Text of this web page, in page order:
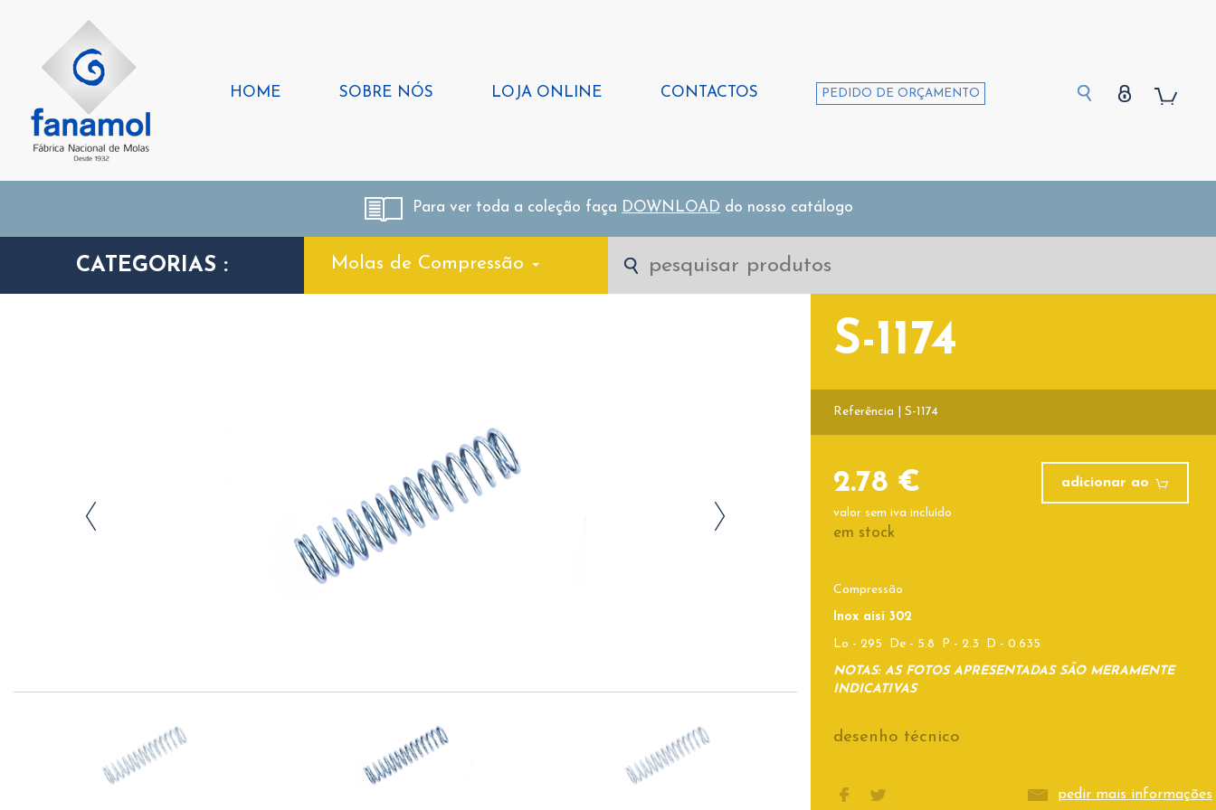
HOME SOBRE NÓS LOJA ONLINE CONTACTOS PEDIDO DE ORÇAMENTO
Para ver toda a coleção faça DOWNLOAD do nosso catálogo
CATEGORIAS : Molas de Compressão
S-1174
Referência | S-1174
2.78 €
valor sem iva incluído
em stock
adicionar ao
Compressão
Inox aisi 302
Lo - 295 De - 5.8 P - 2.3 D - 0.635
NOTAS: AS FOTOS APRESENTADAS SÃO MERAMENTE
INDICATIVAS
desenho técnico
pedir mais informações